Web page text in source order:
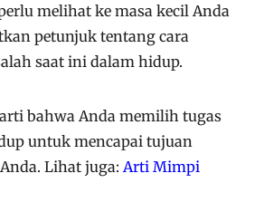
melihat ke masa kecil Anda
petunjuk tentang cara
saat ini dalam hidup.
bahwa Anda memilih tugas
untuk mencapai tujuan
Lihat juga: Arti Mimpi